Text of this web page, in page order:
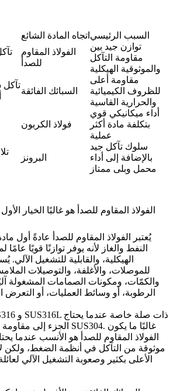
اتجاه المادة الشائع السبب الرئيسي
الفولاذ المقاوم
للصدأ
توازن جيد بين
مقاومة التآكل
والموثوقية الهيكلية
تآكل
السبائك الفائقة
مقاومة أعلى
للظروف الكيميائية
والحرارية القاسية
فولاذ الكربون
أداء ميكانيكي قوي
بتكلفة مادة أكثر
عملية
البرونز
سلوك تآكل جيد
بالإضافة إلى أداء
محمل وبلى ممتاز
يُعتبر
الفولاذ المقاوم للصدأ
عادةً أول
النفط والغاز لأنه يوفر توازنًا قويًا عامًا
الهيكلية، والقابلية للتشغيل
للموصلات، والأغلفة، والتوصيلات
والكمّات، ومكونات الصمامات المشغولة
الرطوبة، أو وسائط العمليات، أو التعرض
SUS316L
SUS304. غالبًا ما يكون
الفولاذ المقاوم للصدأ هو الأنسب عندما
موثوقة من التآكل في أنظمة الضغط، ولكن لا
الأعلى بكثير وصعوبة التشغيل الآلي